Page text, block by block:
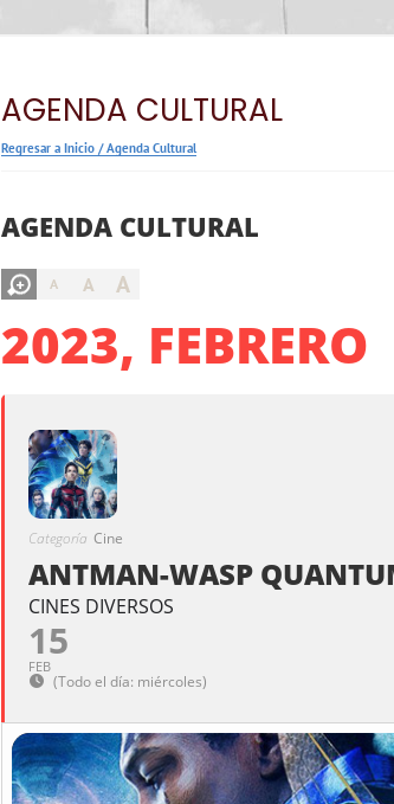
AGENDA CULTURAL
Regresar a Inicio /Agenda Cultural
AGENDA CULTURAL
A A A
2023, FEBRERO
Categoría Cine
ANTMAN-WASP
CINES DIVERSOS
15
FEB
(Todo el día: miércoles)